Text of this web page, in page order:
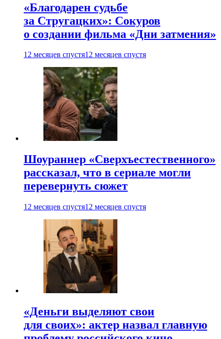
«Благодарен судьбе
за Стругацких»: Сокуров
о создании фильма «Дни затмения»
12 месяцев спустя12 месяцев спустя
Шоураннер «Сверхъестественного»
рассказал, что в сериале могли
перевернуть сюжет
12 месяцев спустя12 месяцев спустя
«Деньги выделяют свои
для своих»: актер назвал главную